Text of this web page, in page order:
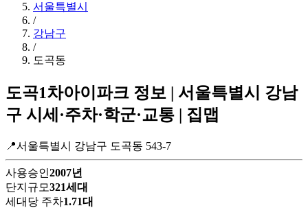
서울특별시
/
강남구
/
도곡동
도곡1차아이파크 정보 | 서울특별시 강남
구 시세·주차·학군·교통 | 집맵
📍서울특별시 강남구 도곡동 543-7
사용승인2007년
단지규모321세대
세대당 주차1.71대